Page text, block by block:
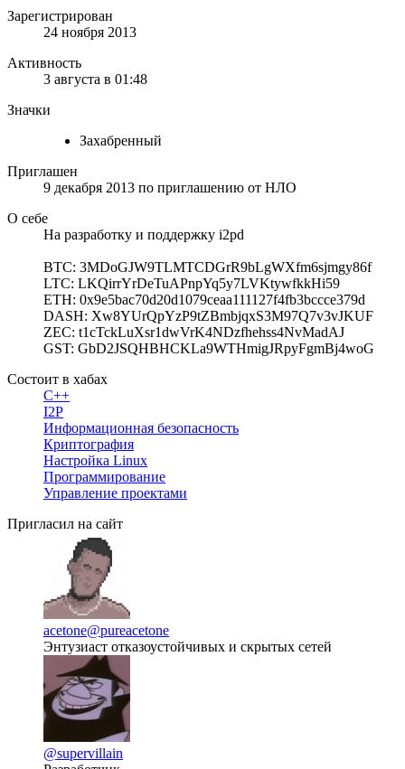
Зарегистрирован
24 ноября 2013
Активность
3 августа в 01:48
Значки
Захабренный
Приглашен
9 декабря 2013 по приглашению от НЛО
О себе
На разработку и поддержку i2pd
BTC: 3MDoGJW9TLMTCDGrR9bLgWXfm6sjmgy86f
LTC: LKQirrYrDeTuAPnpYq5y7LVKtywfkkHi59
ETH: 0x9e5bac70d20d1079ceaa111127f4fb3bccce379d
DASH: Xw8YUrQpYzP9tZBmbjqxS3M97Q7v3vJKUF
ZEC: t1cTckLuXsr1dwVrK4NDzfhehss4NvMadAJ
GST: GbD2JSQHBHCKLa9WTHmigJRpyFgmBj4woG
Состоит в хабах
C++
I2P
Информационная безопасность
Криптография
Настройка Linux
Программирование
Управление проектами
Пригласил на сайт
acetone@pureacetone
Энтузиаст отказоустойчивых и скрытых сетей
@supervillain